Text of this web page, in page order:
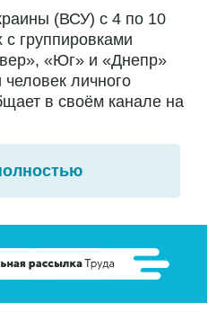
(ВСУ) с 4 по 10
группировками
«Юг» и «Днепр»
личного
в своём канале на